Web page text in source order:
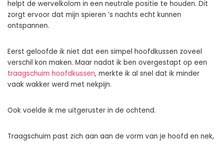
helpt de wervelkolom in een neutrale positie te houden. Dit
zorgt ervoor dat mijn spieren ’s nachts echt kunnen
ontspannen.
Eerst geloofde ik niet dat een simpel hoofdkussen zoveel
verschil kon maken. Maar nadat ik ben overgestapt op een
traagschuim hoofdkussen, merkte ik al snel dat ik minder
vaak wakker werd met nekpijn.
Ook voelde ik me uitgeruster in de ochtend.
Traagschuim past zich aan aan de vorm van je hoofd en nek,